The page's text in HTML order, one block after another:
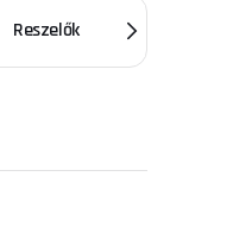
Reszelők